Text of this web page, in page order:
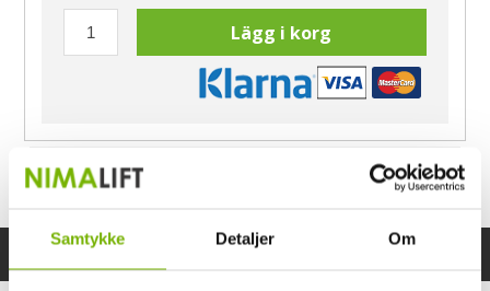
Samtykke Detaljer Om
Lägg i korg
Ring Morten